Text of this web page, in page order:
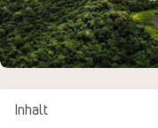
Inhalt